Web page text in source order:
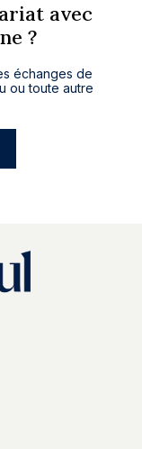
avec
?
échanges de
ou toute autre